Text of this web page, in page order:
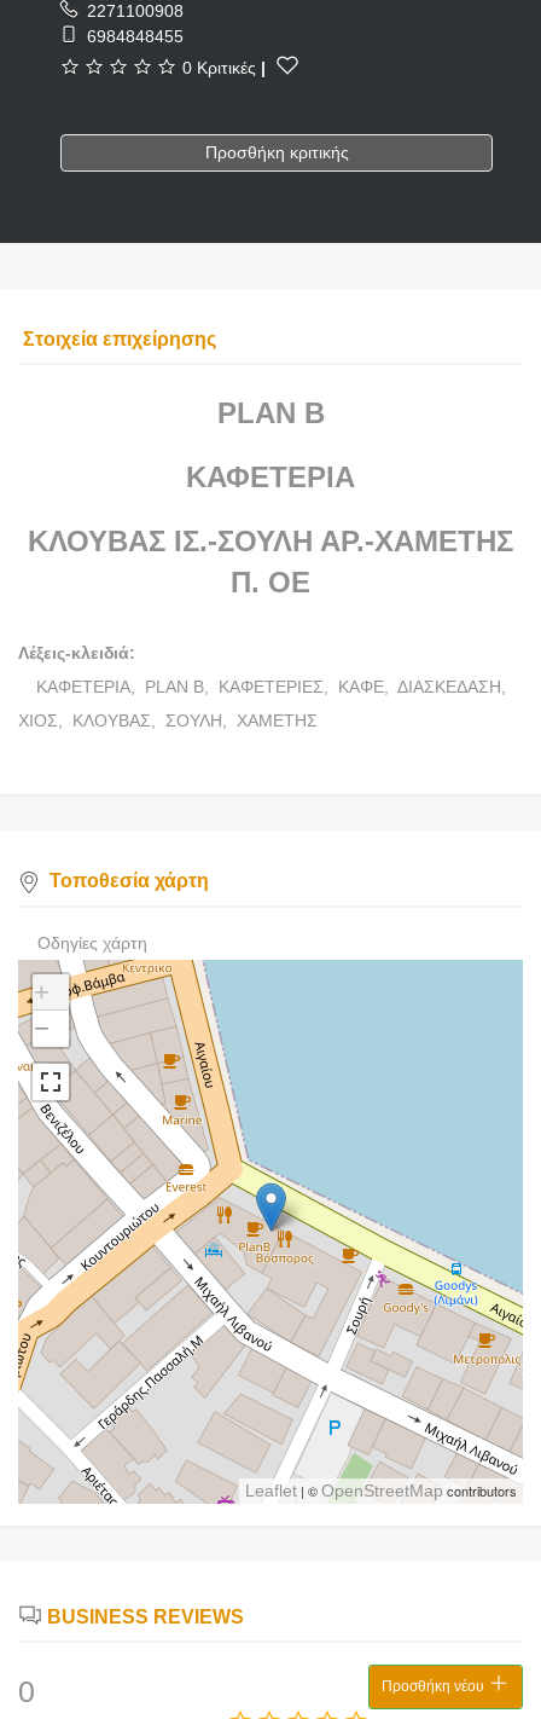
2271100908
6984848455
0 Κριτικές |
Προσθήκη κριτικής
Στοιχεία επιχείρησης
PLAN B
ΚΑΦΕΤΕΡΙΑ
ΚΛΟΥΒΑΣ ΙΣ.-ΣΟΥΛΗ ΑΡ.-ΧΑΜΕΤΗΣ
Π. ΟΕ
Λέξεις-κλειδιά:
ΚΑΦΕΤΕΡΙΑ,
PLAN B, ΚΑΦΕΤΕΡΙΕΣ, ΚΑΦΕ, ΔΙΑΣΚΕΔΑΣΗ,
ΧΙΟΣ,
ΚΛΟΥΒΑΣ, ΣΟΥΛΗ, ΧΑΜΕΤΗΣ
Τοποθεσία χάρτη
Οδηγίες χάρτη
+
−
Leaflet | ©OpenStreetMap contributors
BUSINESS REVIEWS
0 Προσθήκη νέου